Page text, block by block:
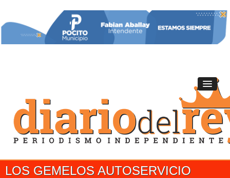
LOS GEMELOS AUTOSERVICIO